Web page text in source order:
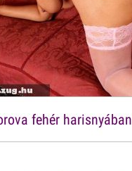
fehér harisnyában